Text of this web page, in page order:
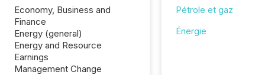
Economy, Business and
Finance
Energy (general)
Energy and Resource
Earnings
Management Change
Pétrole et gaz
Énergie